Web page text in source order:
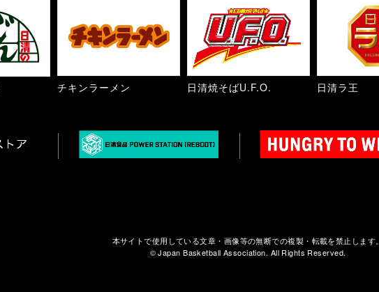
チキンラーメン 日清焼そばU.F.O. 日清ラ王
本サイトで使用している文章・画像等の無断での複製・転載を禁止します。
© Japan Basketball Association. All Rights Reserved.